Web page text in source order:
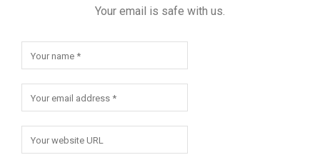
Your email is safe with us.